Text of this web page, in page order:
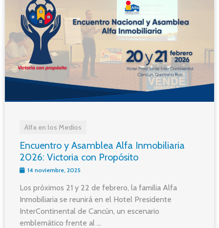
Alfa en los Medios
Encuentro y Asamblea Alfa Inmobiliaria
2026: Victoria con Propósito
14 noviembre, 2025
Los próximos 21 y 22 de febrero, la familia Alfa
Inmobiliaria se reunirá en el Hotel Presidente
InterContinental de Cancún, un escenario
emblemático frente al ...